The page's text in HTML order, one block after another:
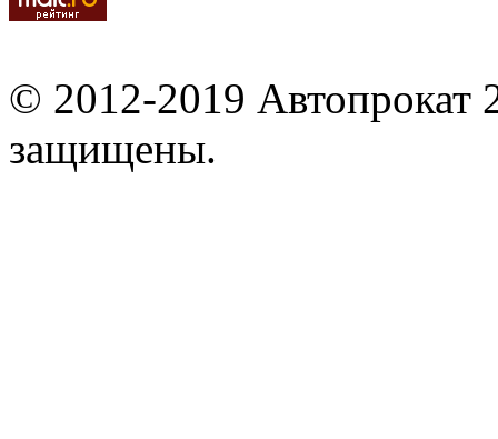
© 2012-2019 Автопрокат
защищены.